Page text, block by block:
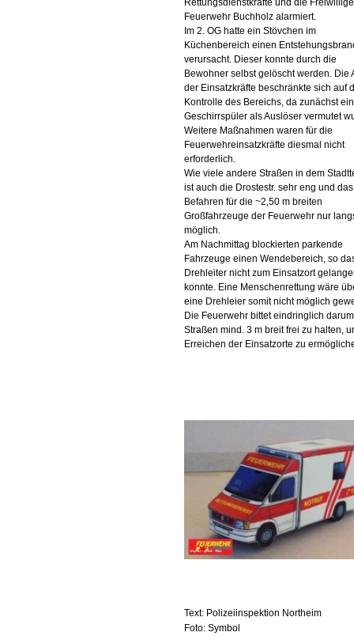
Rettungsdienstkräfte und die Freiwillige
Feuerwehr Buchholz alarmiert.
Im 2. OG hatte ein Stövchen im
Küchenbereich einen
verursacht. Dieser konnte durch die
Bewohner selbst gelöscht werden. Die
der Einsatzkräfte beschränkte sich auf
Kontrolle des Bereichs, da zunächst ein
Geschirrspüler als Auslöser vermutet
Weitere Maßnahmen waren für die
Feuerwehreinsatzkräfte diesmal nicht
erforderlich.
Wie viele andere Straßen in dem
ist auch die Drostestr. sehr eng und das
Befahren für die ~2,50 m breiten
Großfahrzeuge der Feuerwehr nur
möglich.
Am Nachmittag blockierten parkende
Fahrzeuge einen Wendebereich, so
Drehleiter nicht zum Einsatzort
konnte. Eine Menschenrettung wäre
eine Drehleier somit nicht möglich
Die Feuerwehr bittet eindringlich
Straßen mind. 3 m breit frei zu halten,
Erreichen der Einsatzorte zu
Text: Polizeiinspektion Northeim
Foto: Symbol